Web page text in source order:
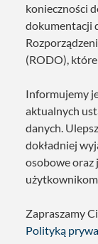
konieczności
dokumentacji
(RODO),
Informujemy
aktualnych
danych.
dokładniej
osobowe oraz
użytkownikom.
Zapraszamy
Polityką